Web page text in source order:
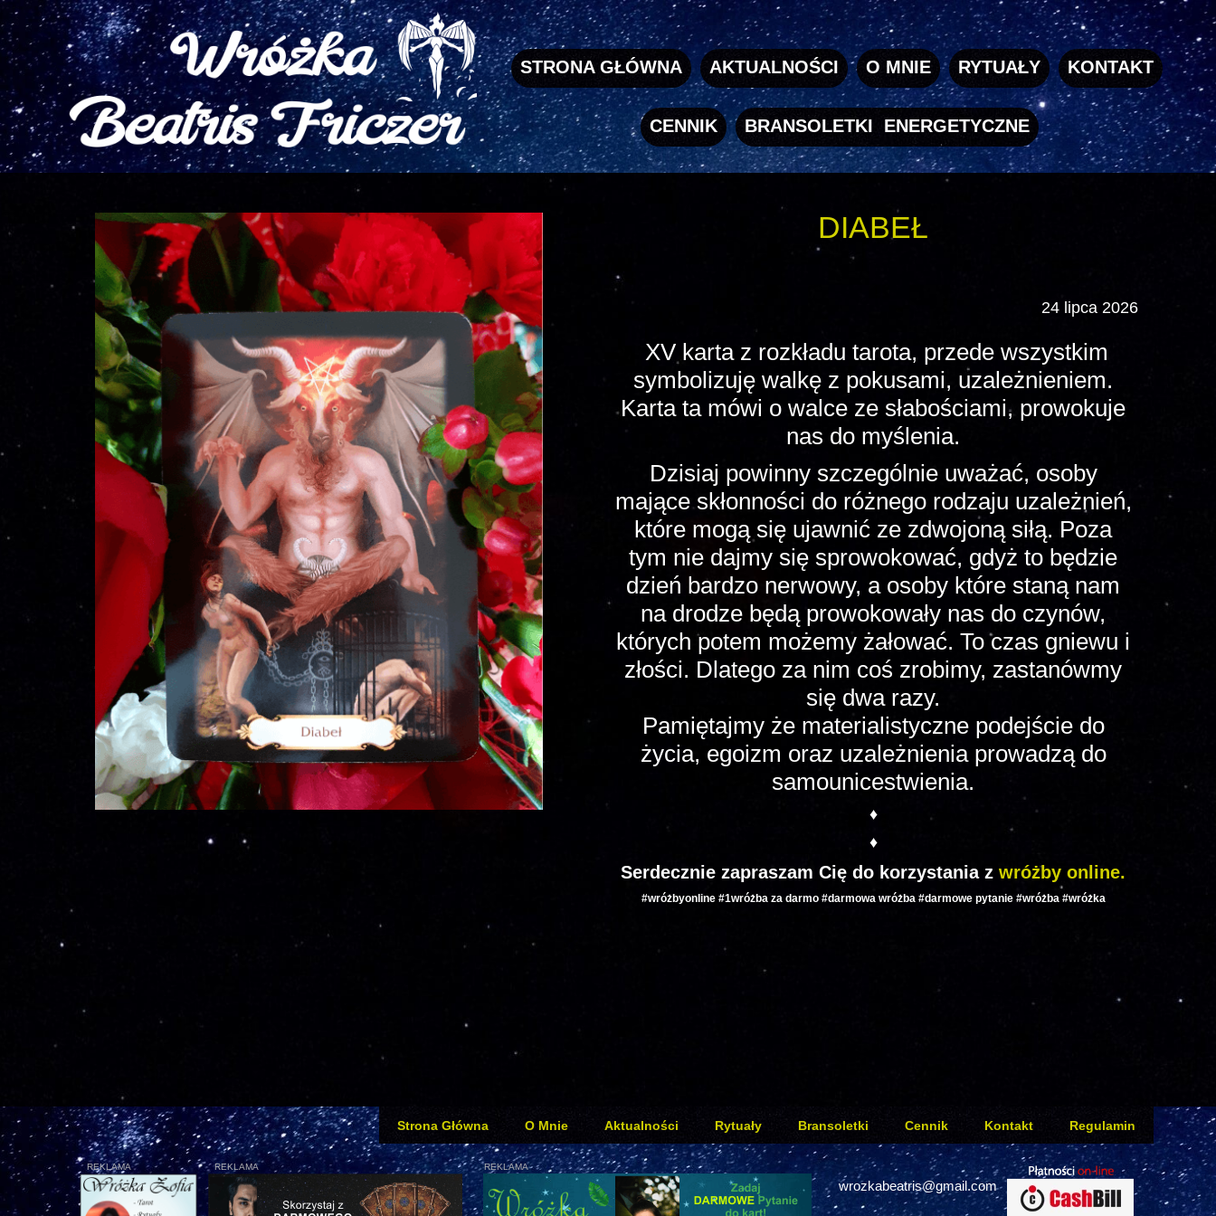
24 lipca 2026
XV karta z rozkładu tarota, przede wszystkim
symbolizuję walkę z pokusami, uzależnieniem.
Karta ta mówi o walce ze słabościami, prowokuje
nas do myślenia.
Dzisiaj powinny szczególnie uważać, osoby
mające skłonności do różnego rodzaju uzależnień,
które mogą się ujawnić ze zdwojoną siłą. Poza
tym nie dajmy się sprowokować, gdyż to będzie
dzień bardzo nerwowy, a osoby które staną nam
na drodze będą prowokowały nas do czynów,
których potem możemy żałować. To czas gniewu i
złości. Dlatego za nim coś zrobimy, zastanówmy
się dwa razy.
Pamiętajmy że materialistyczne podejście do
życia, egoizm oraz uzależnienia prowadzą do
samounicestwienia.
♦
♦
Serdecznie zapraszam Cię do korzystania z wróżby online.
#wróżbyonline #1wróżba za darmo #darmowa wróżba #darmowe pytanie #wróżba #wróżka
DIABEŁ
CENNIK BRANSOLETKI ENERGETYCZNE
STRONA GŁÓWNA AKTUALNOŚCI O MNIE RYTUAŁY KONTAKT
REKLAMA REKLAMA
REKLAMA
Strona Główna O Mnie Aktualności Rytuały Bransoletki Cennik Kontakt Regulamin
wrozkabeatris@gmail.com